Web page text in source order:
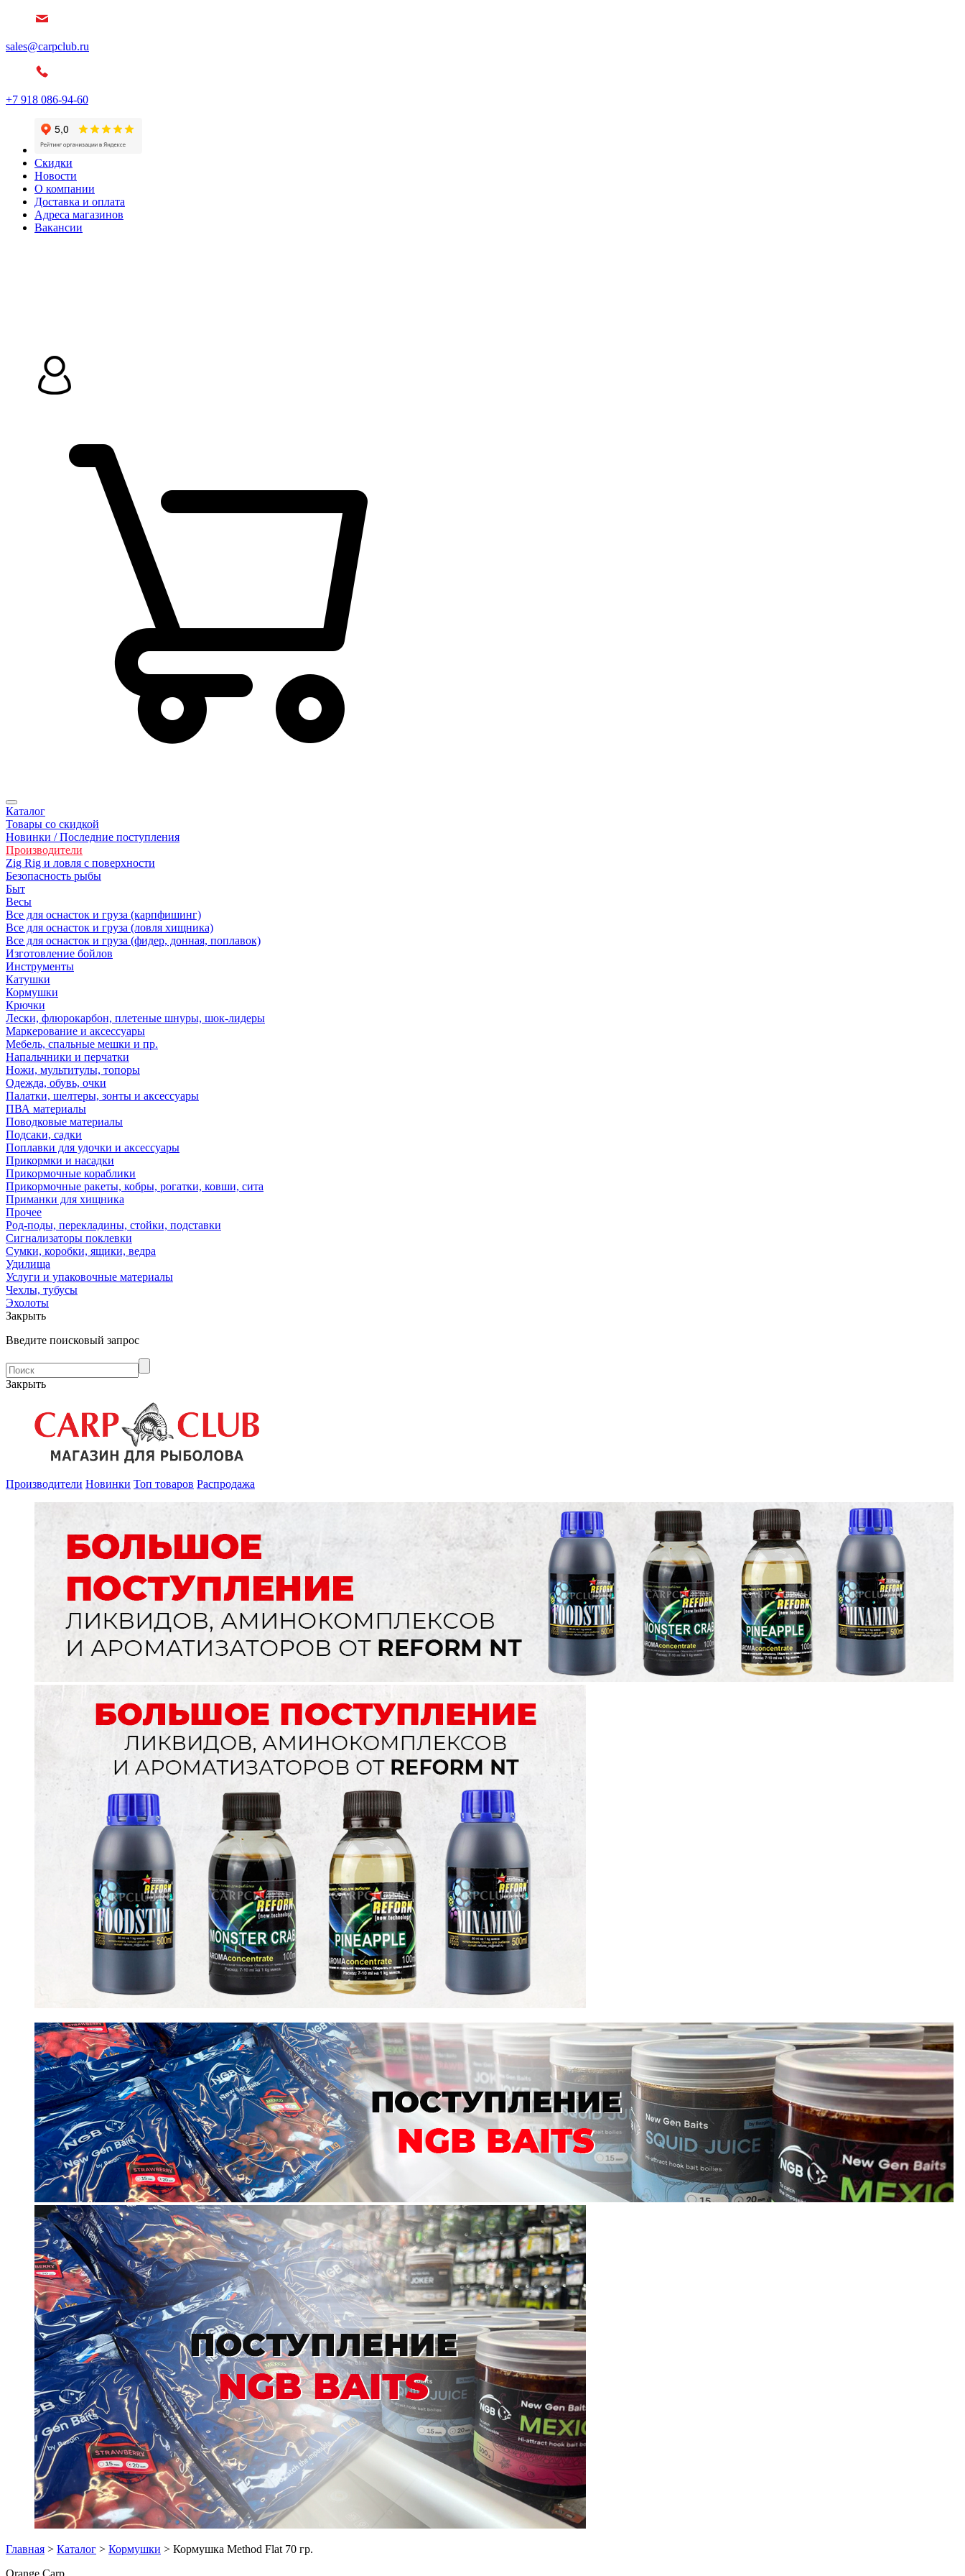
sales@carpclub.ru
+7 918 086-94-60
Скидки
Новости
О компании
Доставка и оплата
Адреса магазинов
Вакансии
Каталог
Товары со скидкой
Новинки / Последние поступления
Производители
Zig Rig и ловля с поверхности
Безoпасность рыбы
Быт
Весы
Все для оснасток и груза (карпфишинг)
Все для оснасток и груза (ловля хищника)
Все для оснасток и груза (фидер, донная, поплавок)
Изготовление бойлов
Инструменты
Катушки
Кормушки
Крючки
Лески, флюрокарбон, плетеные шнуры, шок-лидеры
Маркерование и аксессуары
Мебель, спальные мешки и пр.
Напальчники и перчатки
Ножи, мультитулы, топоры
Одежда, обувь, очки
Палатки, шелтеры, зонты и аксессуары
ПВА материалы
Поводковые материалы
Подсаки, садки
Поплавки для удочки и аксессуары
Прикормки и насадки
Прикормочные кораблики
Прикормочные ракеты, кобры, рогатки, ковши, сита
Приманки для хищника
Прочее
Род-поды, перекладины, стойки, подставки
Сигнализаторы поклевки
Сумки, коробки, ящики, ведра
Удилища
Услуги и упаковочные материалы
Чехлы, тубусы
Эхолоты
Закрыть
Введите поисковый запрос
Закрыть
Производители Новинки Топ товаров Распродажа
Главная > Каталог > Кормушки > Кормушка Method Flat 70 гр.
Orange Carp